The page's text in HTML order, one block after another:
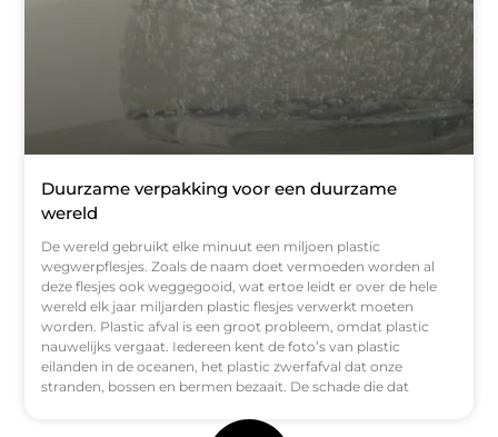
Duurzame verpakking voor een duurzame
wereld
De wereld gebruikt elke minuut een miljoen plastic
wegwerpflesjes. Zoals de naam doet vermoeden worden al
deze flesjes ook weggegooid, wat ertoe leidt er over de hele
wereld elk jaar miljarden plastic flesjes verwerkt moeten
worden. Plastic afval is een groot probleem, omdat plastic
nauwelijks vergaat. Iedereen kent de foto’s van plastic
eilanden in de oceanen, het plastic zwerfafval dat onze
stranden, bossen en bermen bezaait. De schade die dat